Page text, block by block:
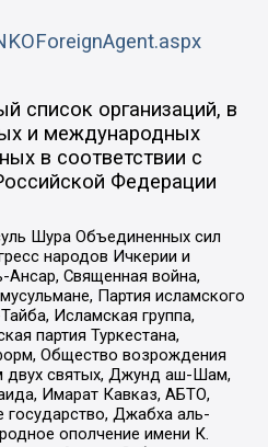
список организаций, в
и международных
в соответствии с
Федерации
Шура Объединенных сил
народов Ичкерии и
Ансар, Священная война,
Партия исламского
Исламская группа,
партия Туркестана,
Общество возрождения
двух святых, Джунд аш-Шам,
Имарат Кавказ, АБТО,
Джабха аль-
ополчение имени К.